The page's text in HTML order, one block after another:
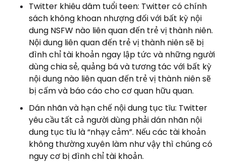
Twitter khiêu dâm tuổi teen: Twitter có chính
sách không khoan nhượng đối với bất kỳ nội
dung NSFW nào liên quan đến trẻ vị thành niên.
Nội dung liên quan đến trẻ vị thành niên sẽ bị
đình chỉ tài khoản ngay lập tức và những người
dùng chia sẻ, quảng bá và tương tác với bất kỳ
nội dung nào liên quan đến trẻ vị thành niên sẽ
bị cấm và báo cáo cho cơ quan hữu quan.
Dán nhãn và hạn chế nội dung tục tĩu: Twitter
yêu cầu tất cả người dùng phải dán nhãn nội
dung tục tĩu là “nhạy cảm”. Nếu các tài khoản
không thường xuyên làm như vậy thì chúng có
nguy cơ bị đình chỉ tài khoản.